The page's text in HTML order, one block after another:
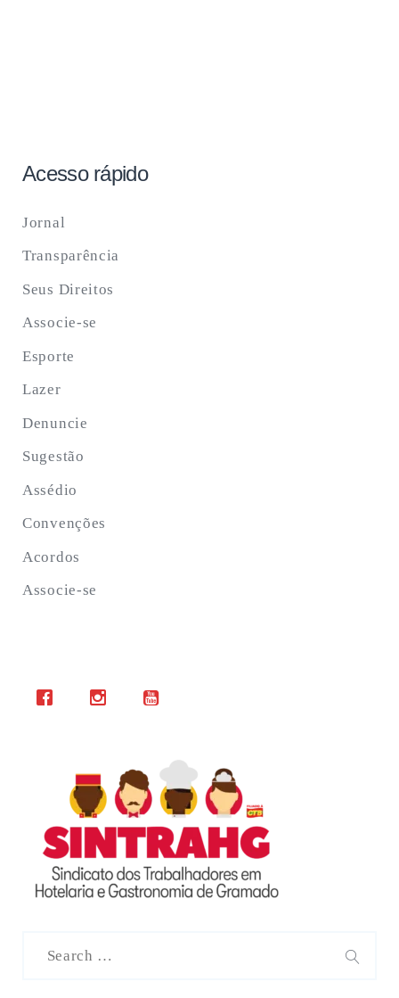
Acesso rápido
Jornal
Transparência
Seus Direitos
Associe-se
Esporte
Lazer
Denuncie
Sugestão
Assédio
Convenções
Acordos
Associe-se